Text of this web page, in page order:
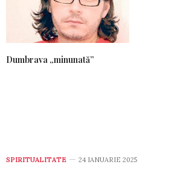
Dumbrava „minunată”
SPIRITUALITATE 24 IANUARIE 2025